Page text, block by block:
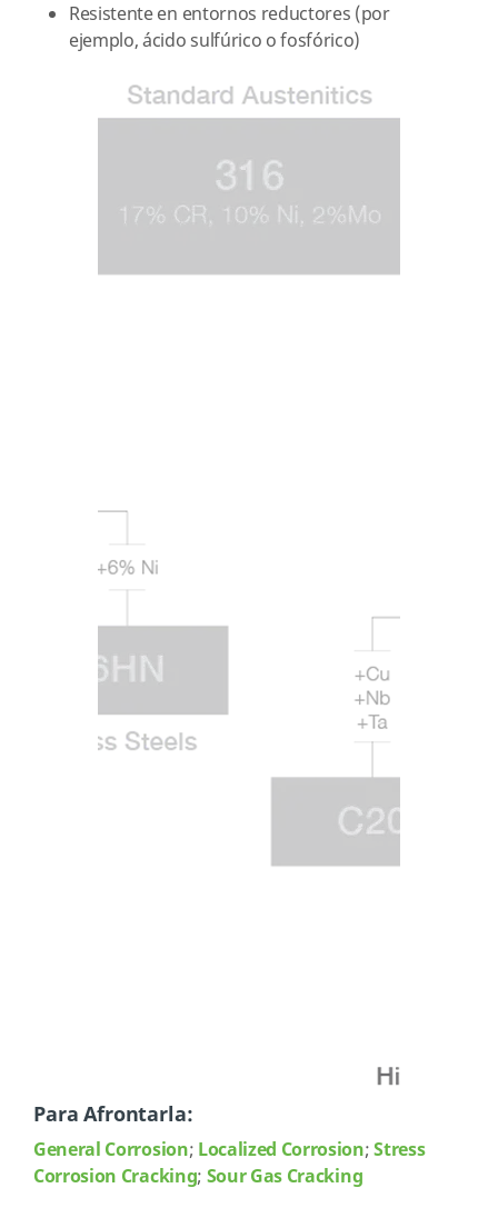
Resistente en entornos reductores (por
ejemplo, ácido sulfúrico o fosfórico)
Para Afrontarla:
General Corrosion; Localized Corrosion;Stress
Corrosion Cracking; Sour Gas Cracking